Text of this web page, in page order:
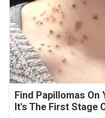
Find Papillomas On
It's The First Stage